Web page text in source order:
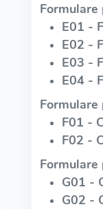
E01 -
E02 -
E03 -
E04 -
F01 -
F02 -
G01 -
G02 -